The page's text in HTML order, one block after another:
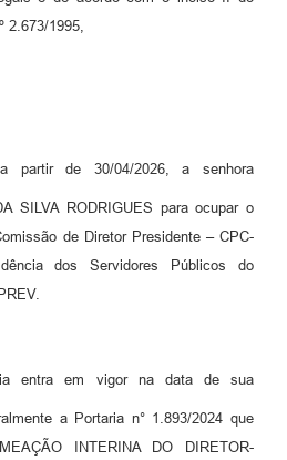
2.673/1995,
partir de 30/04/2026, a senhora
SILVA RODRIGUES para ocupar o
de Diretor Presidente – CPC-
dos Servidores Públicos do
entra em vigor na data de sua
a Portaria n° 1.893/2024 que
INTERINA DO DIRETOR-